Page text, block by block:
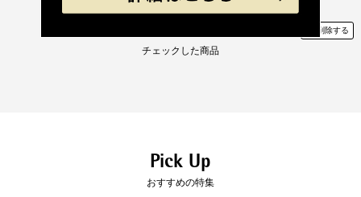
「コンパクト便」の送料はこちら。
一括払のみご利用可能です。
高さ(mm):15
チェックした商品
Pick Up
おすすめの特集